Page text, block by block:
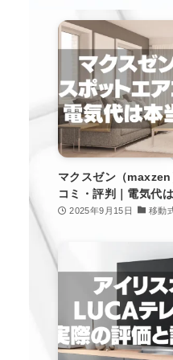
マクスゼン（
コミ・評判｜電気代
2025年9月15日 移動